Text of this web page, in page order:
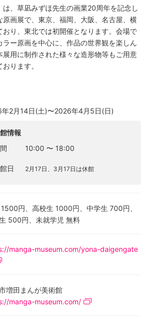
は、草凪みずほ先生の画業20周年を記念し
原画展で、東京、福岡、大阪、名古屋、横
おり、東北では初開催となります。会場で
ラー原画を中心に、作品の世界観を楽しん
展用に制作された様々な造形物等もご用意
ります。
2月14日(土)〜2026年4月5日(日)
情報
10:00 〜 18:00
日 2月17日、3月17日は休館
円、高校生 1000円、中学生 700円、
500円、未就学児 無料
manga-museum.com/yona-daigengate
増田まんが美術館
manga-museum.com/